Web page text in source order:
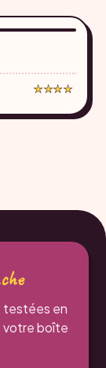
★★★★
testées en
votre boîte